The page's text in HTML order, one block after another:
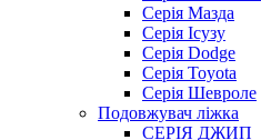
Серія Мазда
Серія Ісузу
Серія Dodge
Серія Toyota
Серія Шевроле
Подовжувач ліжка
СЕРІЯ ДЖИП